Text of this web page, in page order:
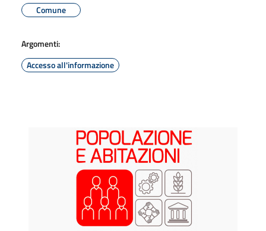
Comune
Argomenti:
Accesso all'informazione